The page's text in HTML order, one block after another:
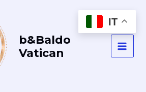
b&Baldo
Vatican
IT